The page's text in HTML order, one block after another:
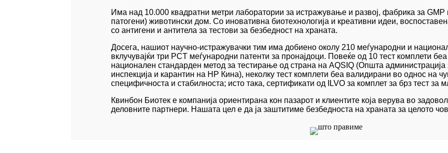
Има над 10.000 квадратни метри лаборатории за истражување и развој, фабрика за
патогени) животински дом. Со иновативна биотехнологија и креативни идеи,
со антигени и антитела за тестови за безбедност на храната.
Досега, нашиот научно-истражувачки тим има добиено околу 210 меѓународни и
вклучувајќи три PCT меѓународни патенти за пронајдоци. Повеќе од 10 тест комплети
национален стандарден метод за тестирање од страна на AQSIQ (Општа администрација
инспекција и карантин на НР Кина), неколку тест комплети беа валидирани во однос на
специфичноста и стабилноста; исто така, сертификати од ILVO за комплет за брз тест за
Квинбон Биотек е компанија ориентирана кон пазарот и клиентите која верува во
деловните партнери. Нашата цел е да ја заштитиме безбедноста на храната за целото